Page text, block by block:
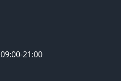
09:00-21:00